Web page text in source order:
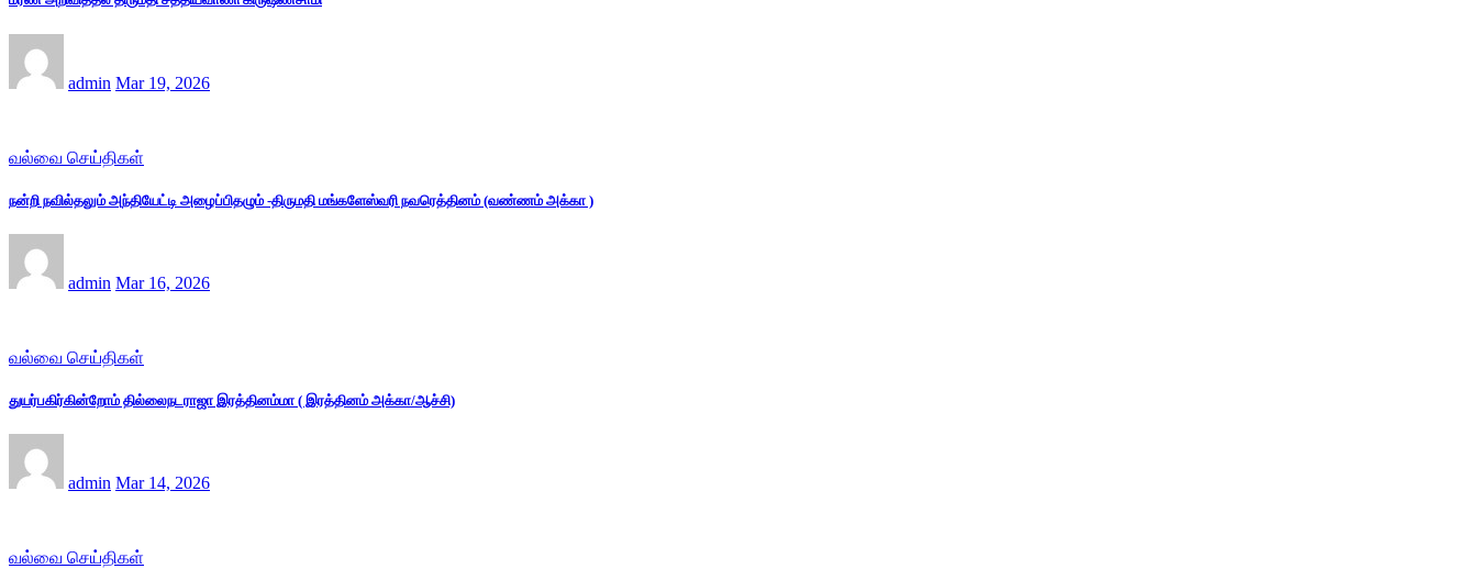
admin Mar 19, 2026
வல்வை செய்திகள்
நன்றி நவில்தலும் அந்தியேட்டி அழைப்பிதழும் -திருமதி மங்களேஸ்வரி நவரெத்தினம் (வண்ணம் அக்கா )
admin Mar 16, 2026
வல்வை செய்திகள்
துயர்பகிர்கின்றோம் தில்லைநடராஜா இரத்தினம்மா ( இரத்தினம் அக்கா/ஆச்சி)
admin Mar 14, 2026
வல்வை செய்திகள்